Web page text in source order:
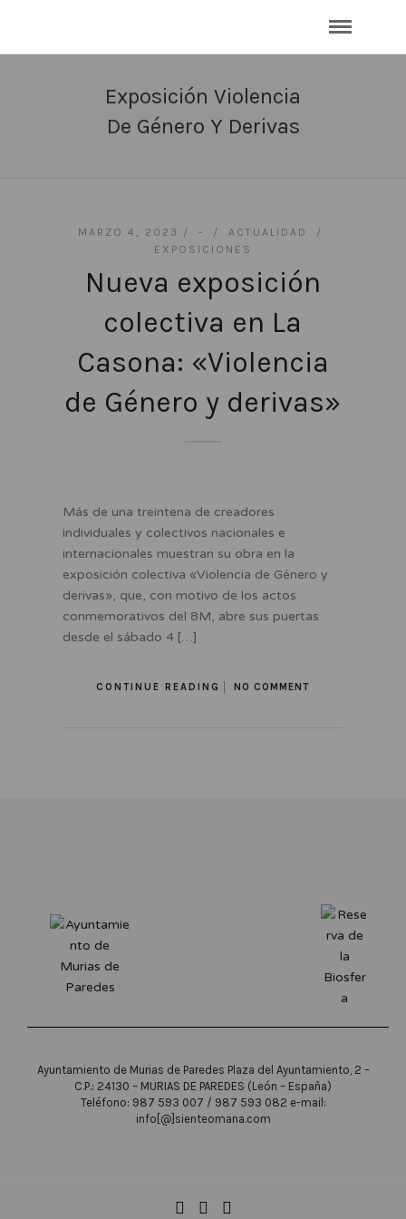
Exposición Violencia
De Género Y Derivas
MARZO 4, 2023 /- /ACTUALIDAD
/
EXPOSICIONES
Nueva exposición
colectiva en La
Casona: «Violencia
de Género y derivas»
Más de una treintena de creadores
individuales y colectivos nacionales e
internacionales muestran su obra en la
exposición colectiva «Violencia de Género y
derivas», que, con motivo de los actos
conmemorativos del 8M, abre sus puertas
desde el sábado 4 […]
CONTINUE READING NO COMMENT
Ayuntamiento de Murias de Paredes Plaza del Ayuntamiento, 2 –
C.P.: 24130 – MURIAS DE PAREDES (León – España)
Teléfono: 987 593 007 / 987 593 082 e-mail:
info[@]sienteomana.com